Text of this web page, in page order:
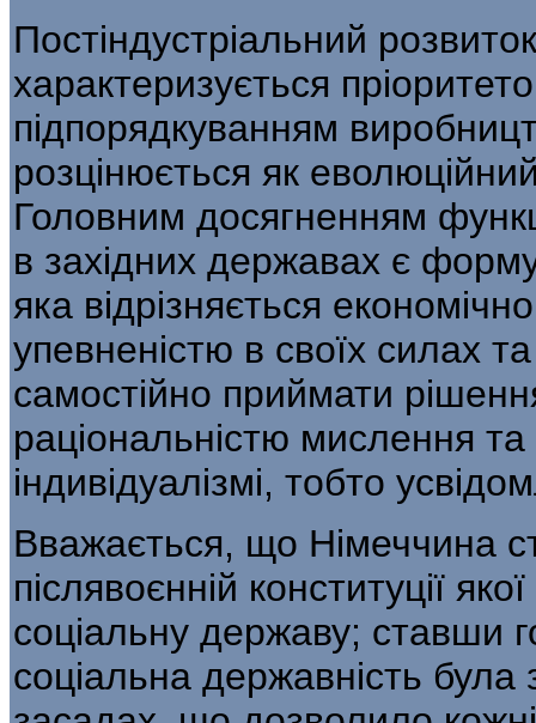
Постіндустріальний
характеризується
підпорядкуванням
розцінюється як
Головним досягненням
в західних державах є
яка відрізняється
упевненістю в своїх силах
самостійно приймати
раціональністю мислення
індивідуалізмі, тобто
Вважається, що Німеччина
післявоєнній конституції
соціальну державу; ставши
соціальна державність